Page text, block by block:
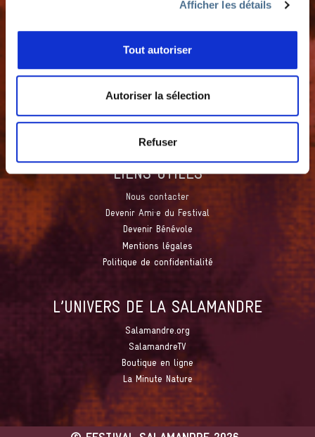
Afficher les détails
Tout autoriser
Autoriser la sélection
Refuser
Nous soutenir
Facebook Youtube
LIENS UTILES
Nous contacter
Devenir Ami·e du Festival
Devenir Bénévole
Mentions légales
Politique de confidentialité
L’UNIVERS DE LA SALAMANDRE
Salamandre.org
SalamandreTV
Boutique en ligne
La Minute Nature